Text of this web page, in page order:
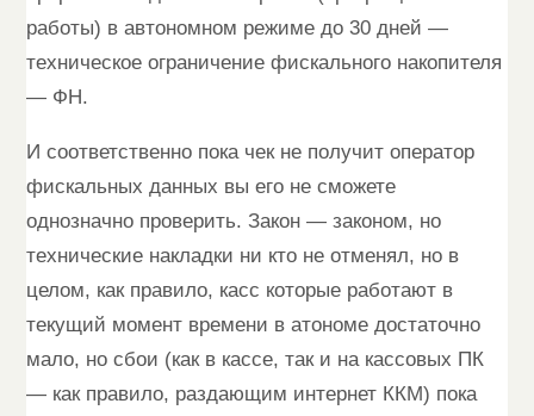
работы) в автономном режиме до 30 дней —
техническое ограничение фискального накопителя
— ФН.
И соответственно пока чек не получит оператор
фискальных данных вы его не сможете
однозначно проверить. Закон — законом, но
технические накладки ни кто не отменял, но в
целом, как правило, касс которые работают в
текущий момент времени в атономе достаточно
мало, но сбои (как в кассе, так и на кассовых ПК
— как правило, раздающим интернет ККМ) пока